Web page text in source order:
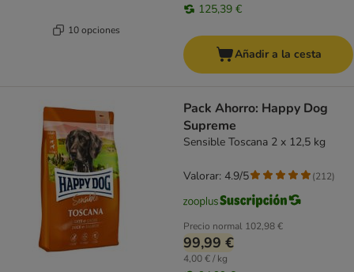
10 opciones
125,39 €
Añadir a la cesta
Pack Ahorro: Happy Dog
Supreme
Sensible Toscana 2 x 12,5 kg
Precio normal 102,98 €
99,99 €
4,00 € / kg
Valorar: 4.9/5 (212)